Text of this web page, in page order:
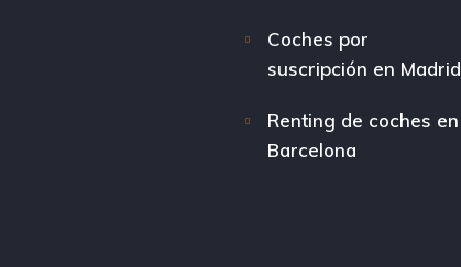
Coches por
suscripción en Madrid
Renting de coches en
Barcelona